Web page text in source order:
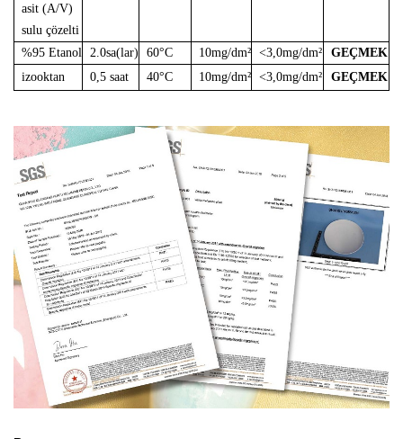
asit (A/V)
sulu çözelti
%95 Etanol 2.0sa(lar) 60°C 10mg/dm² <3,0mg/dm²
GEÇMEK
izooktan
0,5 saat 40°C 10mg/dm² <3,0mg/dm² GEÇMEK